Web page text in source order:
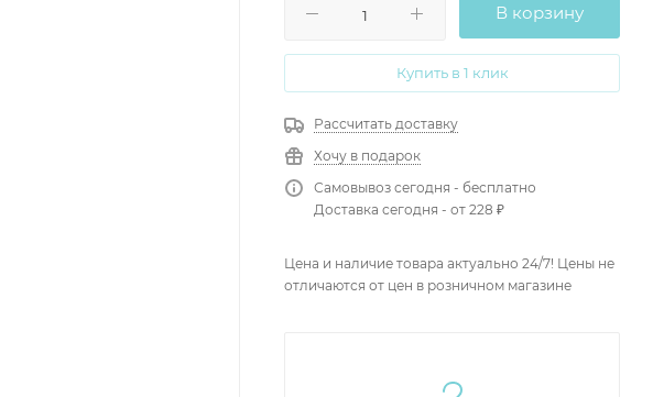
В корзину
Купить в 1 клик
Рассчитать доставку
Хочу в подарок
Самовывоз сегодня - бесплатно
Доставка сегодня - от 228 ₽
Цена и наличие товара актуально 24/7! Цены не
отличаются от цен в розничном магазине